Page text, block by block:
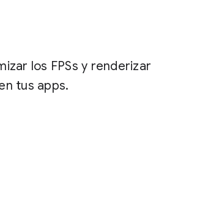
los FPSs y renderizar
tus apps.